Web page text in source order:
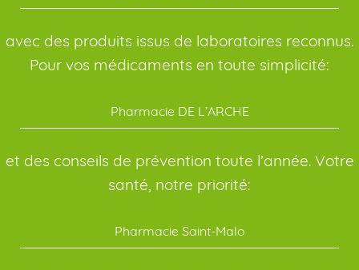
avec des produits issus de laboratoires reconnus.
Pour vos médicaments en toute simplicité:
Pharmacie DE L’ARCHE
et des conseils de prévention toute l’année. Votre
santé, notre priorité:
Pharmacie Saint-Malo